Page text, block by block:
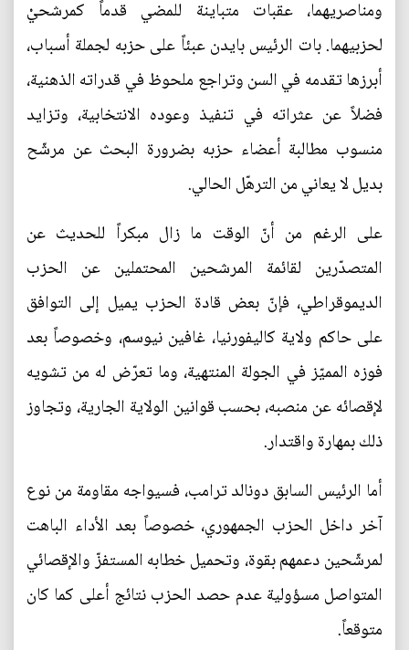
ومناصريهما، عقبات متباينة للمضي قدماً كمرشحيْ
لحزبيهما. بات الرئيس بايدن عبئاً على حزبه لجملة أسباب،
أبرزها تقدمه في السن وتراجع ملحوظ في قدراته الذهنية،
فضلاً عن عثراته في تنفيذ وعوده الانتخابية، وتزايد
منسوب مطالبة أعضاء حزبه بضرورة البحث عن مرشّح
بديل لا يعاني من الترهّل الحالي.
على الرغم من أنّ الوقت ما زال مبكراً للحديث عن
المتصدّرين لقائمة المرشحين المحتملين عن الحزب
الديموقراطي، فإنّ بعض قادة الحزب يميل إلى التوافق
على حاكم ولاية كاليفورنيا، غافين نيوسم، وخصوصاً بعد
فوزه المميّز في الجولة المنتهية، وما تعرّض له من تشويه
لإقصائه عن منصبه، بحسب قوانين الولاية الجارية، وتجاوز
ذلك بمهارة واقتدار.
أما الرئيس السابق دونالد ترامب، فسيواجه مقاومة من نوع
آخر داخل الحزب الجمهوري، خصوصاً بعد الأداء الباهت
لمرشّحين دعمهم بقوة، وتحميل خطابه المستفزّ والإقصائي
المتواصل مسؤولية عدم حصد الحزب نتائج أعلى كما كان
متوقعاً.